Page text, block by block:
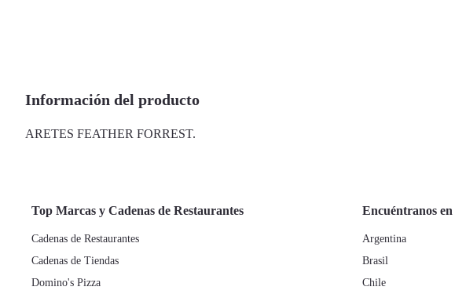
Información del producto
ARETES FEATHER FORREST.
Top Marcas y Cadenas de Restaurantes
Cadenas de Restaurantes
Cadenas de Tiendas
Domino's Pizza
Encuéntranos en
Argentina
Brasil
Chile